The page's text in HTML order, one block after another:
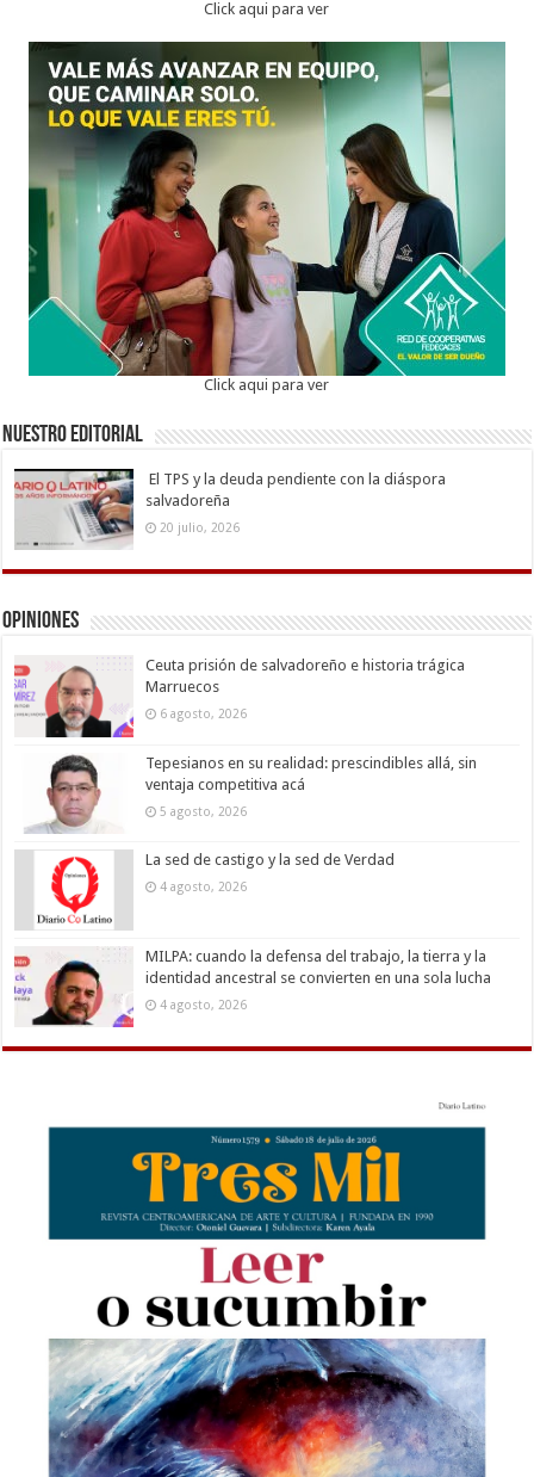
Click aqui para ver
Click aqui para ver
Nuestro Editorial
El TPS y la deuda pendiente con la diáspora
salvadoreña
20 julio, 2026
Opiniones
Ceuta prisión de salvadoreño e historia trágica
Marruecos
6 agosto, 2026
Tepesianos en su realidad: prescindibles allá, sin
ventaja competitiva acá
5 agosto, 2026
La sed de castigo y la sed de Verdad
4 agosto, 2026
MILPA: cuando la defensa del trabajo, la tierra y la
identidad ancestral se convierten en una sola lucha
4 agosto, 2026